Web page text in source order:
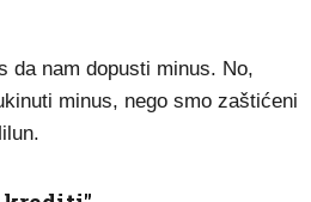
da nam dopusti minus. No,
minus, nego smo zaštićeni